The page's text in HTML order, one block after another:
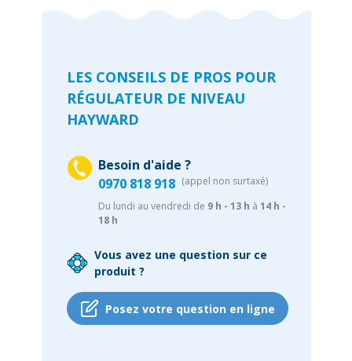
LES CONSEILS DE PROS POUR
RÉGULATEUR DE NIVEAU
HAYWARD
Besoin d'aide ?
0970 818 918 (appel non surtaxé)
Du lundi au vendredi de 9 h - 13 h à 14 h -
18 h
Vous avez une question sur ce
produit ?
Posez votre question en ligne